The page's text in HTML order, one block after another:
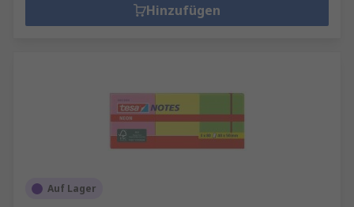
Hinzufügen
Auf Lager